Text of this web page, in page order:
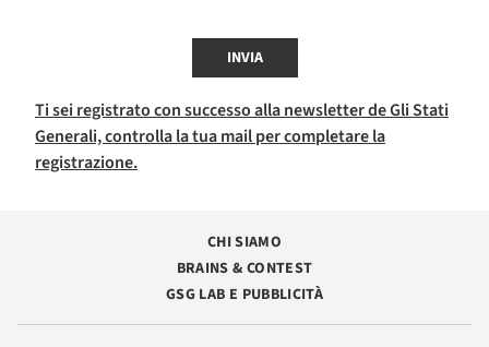
INVIA
Ti sei registrato con successo alla newsletter de Gli Stati
Generali, controlla la tua mail per completare la
registrazione.
CHI SIAMO
BRAINS & CONTEST
GSG LAB E PUBBLICITÀ